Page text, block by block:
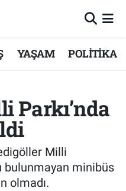
YAŞAM POLİTİKA
Parkı’nda
Milli
bulunmayan minibüs
olmadı.
Fikstür